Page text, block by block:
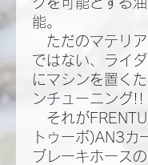
能。​
ただのマテリア
ではない、ライ
にマシンを置く
ンチューニング!!​
それが
トゥーボ)AN3カ
ブレーキホース